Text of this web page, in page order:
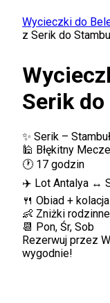
Wycieczki do
z Serik do
Serik do
✨ Serik –
🕌 Błękitny
🕐 17 godzin
✈️ Lot Antalya ↔
🍴 Obiad +
👶 Zniżki rodzinne
📆 Pon, Śr, Sob
Rezerwuj przez
wygodnie!